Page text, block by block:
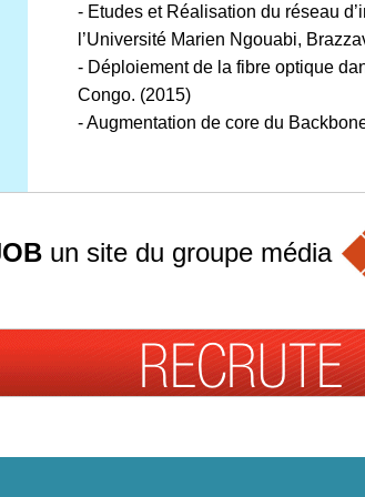
- Etudes et Réalisation du réseau
l’Université Marien Ngouabi,
- Déploiement de la fibre optique
Congo. (2015)
- Augmentation de core du
un site du groupe média